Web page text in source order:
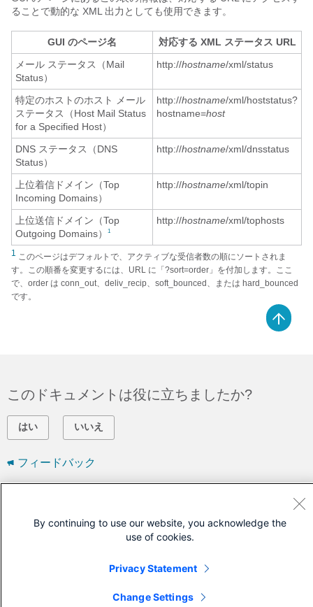
ることで動的な XML 出力としても使用できます。
GUI のページ名
対応する XML ステータス URL
メール ステータス（Mail
Status）
http://hostname/xml/status
特定のホストのホスト メール
ステータス（Host Mail Status
for a Specified Host）
http://hostname/xml/hoststatus?
hostname=host
DNS ステータス（DNS
Status）
http://hostname/xml/dnsstatus
上位着信ドメイン（Top
Incoming Domains）
http://hostname/xml/topin
上位送信ドメイン（Top
Outgoing Domains）
1
http://hostname/xml/tophosts
1 このページはデフォルトで、アクティブな受信者数の順にソートされま
す。この順番を変更するには、URL に「?sort=order」を付加します。ここ
で、order は conn_out、deliv_recip、soft_bounced、または hard_bounced
です。
このドキュメントは役に立ちましたか?
はい いいえ
フィードバック
サポート ケースをオープン
By continuing to use our website, you acknowledge the
use of cookies.
Privacy Statement
Change Settings